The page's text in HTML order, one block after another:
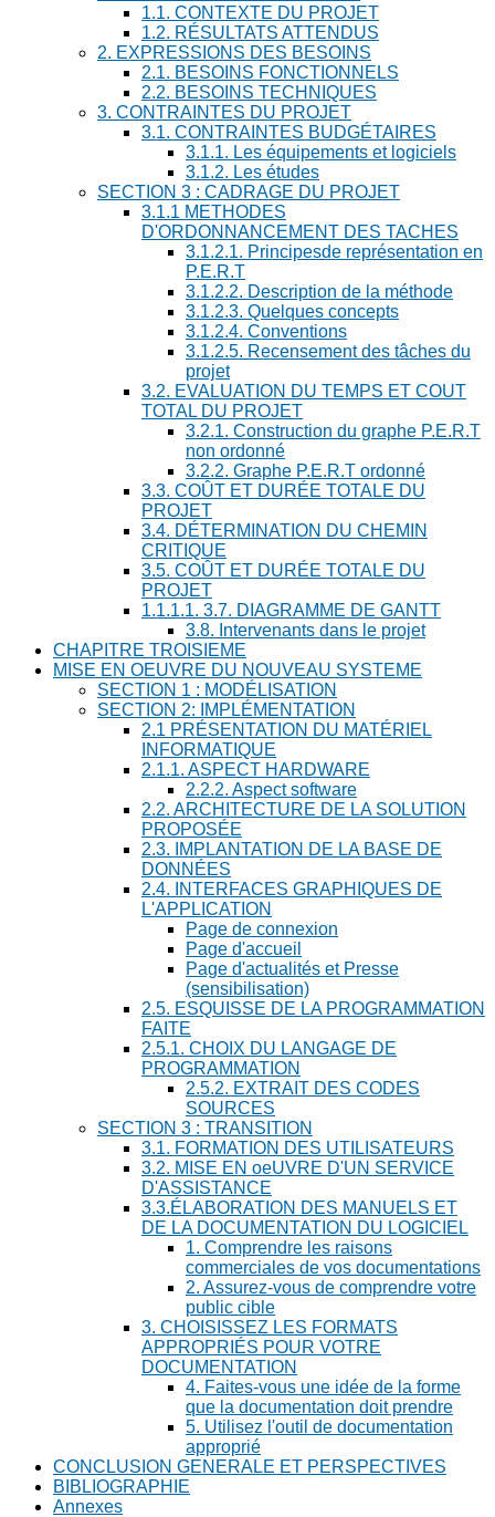
1.1. CONTEXTE DU PROJET
1.2. RÉSULTATS ATTENDUS
2. EXPRESSIONS DES BESOINS
2.1. BESOINS FONCTIONNELS
2.2. BESOINS TECHNIQUES
3. CONTRAINTES DU PROJET
3.1. CONTRAINTES BUDGÉTAIRES
3.1.1. Les équipements et logiciels
3.1.2. Les études
SECTION 3 : CADRAGE DU PROJET
3.1.1 METHODES
D'ORDONNANCEMENT DES TACHES
3.1.2.1. Principesde représentation en
P.E.R.T
3.1.2.2. Description de la méthode
3.1.2.3. Quelques concepts
3.1.2.4. Conventions
3.1.2.5. Recensement des tâches du
projet
3.2. EVALUATION DU TEMPS ET COUT
TOTAL DU PROJET
3.2.1. Construction du graphe P.E.R.T
non ordonné
3.2.2. Graphe P.E.R.T ordonné
3.3. COÛT ET DURÉE TOTALE DU
PROJET
3.4. DÉTERMINATION DU CHEMIN
CRITIQUE
3.5. COÛT ET DURÉE TOTALE DU
PROJET
1.1.1.1. 3.7. DIAGRAMME DE GANTT
3.8. Intervenants dans le projet
CHAPITRE TROISIEME
MISE EN OEUVRE DU NOUVEAU SYSTEME
SECTION 1 : MODÉLISATION
SECTION 2: IMPLÉMENTATION
2.1 PRÉSENTATION DU MATÉRIEL
INFORMATIQUE
2.1.1. ASPECT HARDWARE
2.2.2. Aspect software
2.2. ARCHITECTURE DE LA SOLUTION
PROPOSÉE
2.3. IMPLANTATION DE LA BASE DE
DONNÉES
2.4. INTERFACES GRAPHIQUES DE
L'APPLICATION
Page de connexion
Page d'accueil
Page d'actualités et Presse
(sensibilisation)
2.5. ESQUISSE DE LA PROGRAMMATION
FAITE
2.5.1. CHOIX DU LANGAGE DE
PROGRAMMATION
2.5.2. EXTRAIT DES CODES
SOURCES
SECTION 3 : TRANSITION
3.1. FORMATION DES UTILISATEURS
3.2. MISE EN oeUVRE D'UN SERVICE
D'ASSISTANCE
3.3.ÉLABORATION DES MANUELS ET
DE LA DOCUMENTATION DU LOGICIEL
1. Comprendre les raisons
commerciales de vos documentations
2. Assurez-vous de comprendre votre
public cible
3. CHOISISSEZ LES FORMATS
APPROPRIÉS POUR VOTRE
DOCUMENTATION
4. Faites-vous une idée de la forme
que la documentation doit prendre
5. Utilisez l'outil de documentation
approprié
CONCLUSION GENERALE ET PERSPECTIVES
BIBLIOGRAPHIE
Annexes